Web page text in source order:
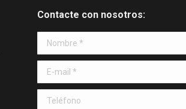
Contacte con nosotros:
Nombre *
E-mail *
Teléfono